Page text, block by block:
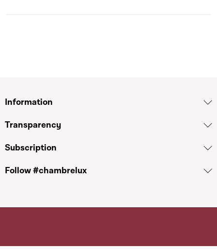
Information
Transparency
Subscription
Follow #chambrelux